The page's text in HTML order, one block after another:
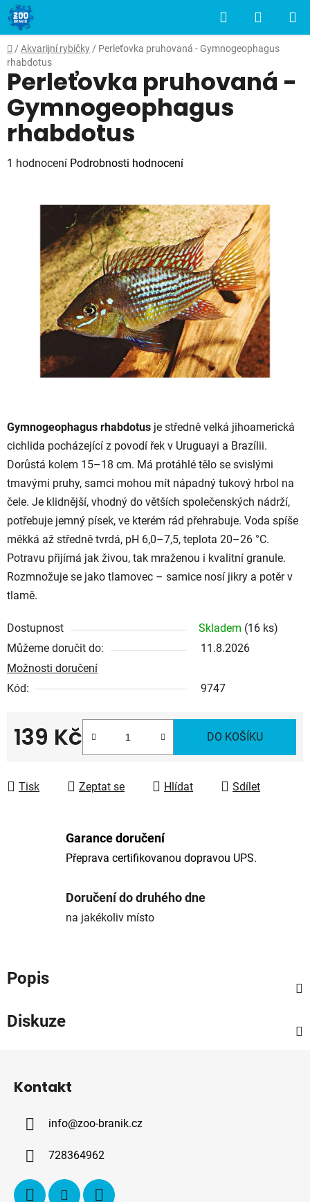
Přejít
na
obsah
Hledat
KOŠÍK
Domů
/ Akvarijní rybičky / Perleťovka pruhovaná - Gymnogeophagus
rhabdotus
Gymnogeophagus rhabdotus je středně velká jihoamerická
cichlida pocházející z povodí řek v Uruguayi a Brazílii.
Dorůstá kolem 15–18 cm. Má protáhlé tělo se svislými
tmavými pruhy, samci mohou mít nápadný tukový hrbol na
čele. Je klidnější, vhodný do větších společenských nádrží,
potřebuje jemný písek, ve kterém rád přehrabuje. Voda spíše
měkká až středně tvrdá, pH 6,0–7,5, teplota 20–26 °C.
Potravu přijímá jak živou, tak mraženou i kvalitní granule.
Rozmnožuje se jako tlamovec – samice nosí jikry a potěr v
tlamě.
Dostupnost Skladem (16 ks)
Můžeme doručit do:
11.8.2026
Možnosti doručení
Kód:
9747
139 Kč DO KOŠÍKU
Tisk Zeptat se Hlídat Sdílet
Perleťovka pruhovaná -
Gymnogeophagus
rhabdotus
Průměrné
hvězdiček.
1 hodnocení Podrobnosti hodnocení
Garance doručení
Přeprava certifikovanou dopravou UPS.
Doručení do druhého dne
na jakékoliv místo
Popis
Diskuze
Kontakt
info@zoo-branik.cz
728364962